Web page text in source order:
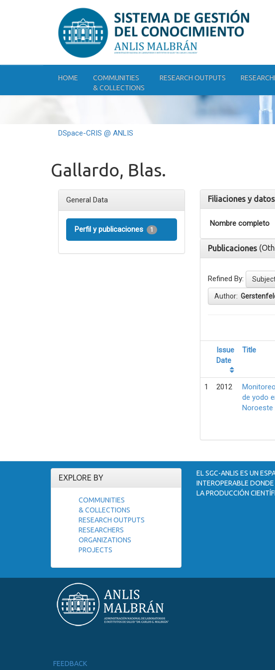
HOME
COMMUNITIES
& COLLECTIONS
RESEARCH OUTPUTS
DSpace-CRIS @ ANLIS
Gallardo, Blas.
General Data
Perfil y publicaciones 1
Filiaciones y
Nombre completo
Publicaciones
Refined By:
Author:
Issue
Date
Title
1 2012
de yodo
Noroeste
EXPLORE BY
COMMUNITIES
& COLLECTIONS
RESEARCH OUTPUTS
RESEARCHERS
ORGANIZATIONS
PROJECTS
EL SGC-ANLIS ES UN
INTEROPERABLE
LA PRODUCCIÓN
FEEDBACK